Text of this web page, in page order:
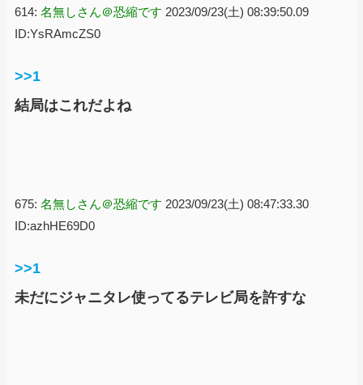
614: 名無しさん＠恐縮です 2023/09/23(土) 08:39:50.09
ID:YsRAmcZS0
>>1
結局はこれだよね
675: 名無しさん＠恐縮です 2023/09/23(土) 08:47:33.30
ID:azhHE69D0
>>1
未だにジャニタレ使ってるテレビ局を許すな